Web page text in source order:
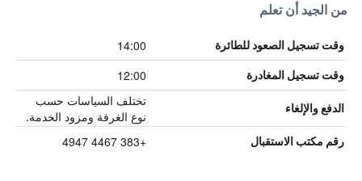
من الجيد أن تعلم
وقت تسجيل الصعود للطائرة 14:00
وقت تسجيل المغادرة 12:00
الدفع والإلغاء
تختلف السياسات حسب
نوع الغرفة ومزود الخدمة.
رقم مكتب الاستقبال +383 4467 4947